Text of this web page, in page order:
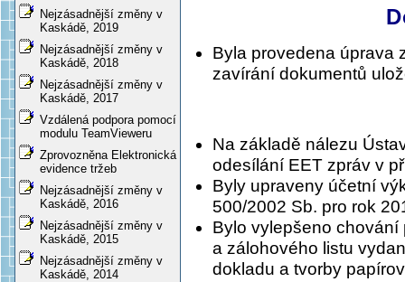
Nejzásadnější změny v
Kaskádě, 2019
Nejzásadnější změny v
Kaskádě, 2018
Nejzásadnější změny v
Kaskádě, 2017
Vzdálená podpora pomocí
modulu TeamVieweru
Zprovozněna Elektronická
evidence tržeb
Nejzásadnější změny v
Kaskádě, 2016
Nejzásadnější změny v
Kaskádě, 2015
Nejzásadnější změny v
Kaskádě, 2014
Byla provedena úprava
zavírání dokumentů
Na základě nálezu
odesílání EET zpráv v
Byly upraveny účetní
500/2002 Sb. pro rok
Bylo vylepšeno
a zálohového listu
dokladu a tvorby